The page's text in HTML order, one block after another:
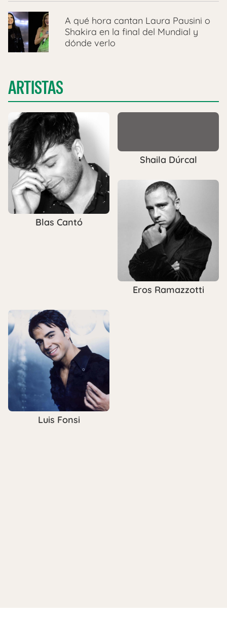
A qué hora cantan Laura Pausini o
Shakira en la final del Mundial y
dónde verlo
ARTISTAS
Blas Cantó
Shaila Dúrcal
Eros Ramazzotti
Luis Fonsi